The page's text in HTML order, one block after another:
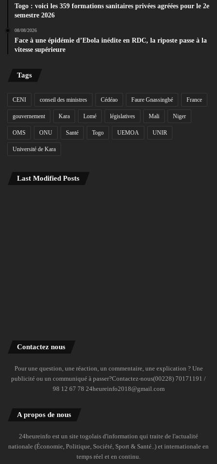
Togo : voici les 359 formations sanitaires privées agréées pour le 2e
semestre 2026
08/08/2026
Face à une épidémie d’Ebola inédite en RDC, la riposte passe à la
vitesse supérieure
Tags
CENI conseil des ministres Cédéao Faure Gnassingbé France
gouvernement Kara Lomé législatives Mali Niger
OMS ONU Santé Togo UEMOA UNIR
Université de Kara
Last Modified Posts
Contactez nous
Pour une question, une réaction, un commentaire, une explication ? Une
publicité ou un communiqué à passer?Contactez-nous(00228) 70171191 /
98 12 67 78 24heureinfo2018@gmail.com
A propos de nous
24heureinfo est un site togolais d'information qui traite de l'actualité
nationale (Économie, Politique, Société, Sport & Santé..) et internationale en
temps réel et en continu.